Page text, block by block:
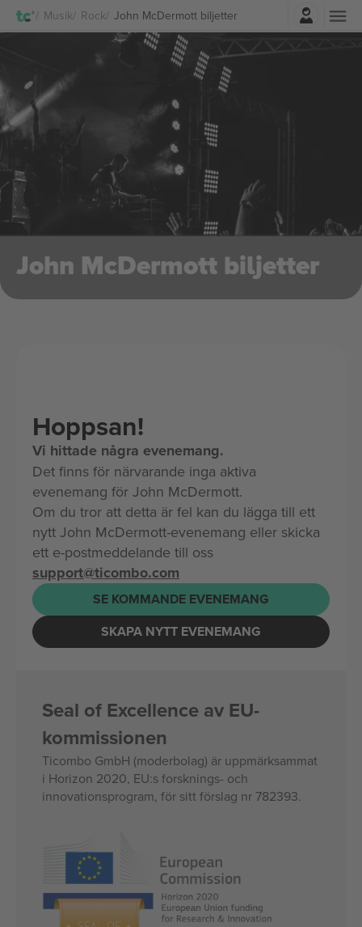
Musik Rock John McDermott biljetter
Logga in
John McDermott biljetter
Hoppsan!
Vi hittade några evenemang.
Det finns för närvarande inga aktiva
evenemang för John McDermott.
Om du tror att detta är fel kan du lägga till ett
nytt John McDermott-evenemang eller skicka
ett e-postmeddelande till oss
support@ticombo.com
SE KOMMANDE EVENEMANG
SKAPA NYTT EVENEMANG
Seal of Excellence av EU-
kommissionen
Ticombo GmbH (moderbolag) är uppmärksammat
i Horizon 2020, EU:s forsknings- och
innovationsprogram, för sitt förslag nr 782393.